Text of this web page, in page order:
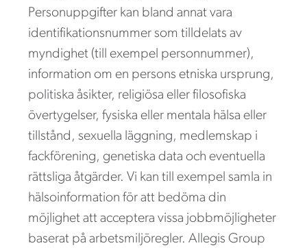
Personuppgifter kan bland annat vara
identifikationsnummer som tilldelats av
myndighet (till exempel personnummer),
information om en persons etniska ursprung,
politiska åsikter, religiösa eller filosofiska
övertygelser, fysiska eller mentala hälsa eller
tillstånd, sexuella läggning, medlemskap i
fackförening, genetiska data och eventuella
rättsliga åtgärder. Vi kan till exempel samla in
hälsoinformation för att bedöma din
möjlighet att acceptera vissa jobbmöjligheter
baserat på arbetsmiljöregler. Allegis Group